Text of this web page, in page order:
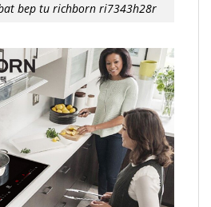
bep tu richborn ri7343h28r